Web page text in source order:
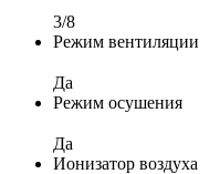
3/8
Режим вентиляции
Да
Режим осушения
Да
Ионизатор воздуха